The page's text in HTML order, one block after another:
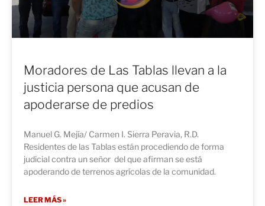
Moradores de Las Tablas llevan a la
justicia persona que acusan de
apoderarse de predios
Manuel G. Mejía/ Carmen I. Sierra Peravia, R.D.
Residentes de las Tablas están procediendo de forma
judicial contra un señor del que afirman se está
apoderando de terrenos agrícolas de la comunidad.
LEER MÁS »